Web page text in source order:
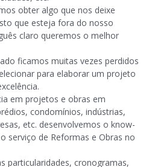
obter algo que nos deixe
que esteja fora do nosso
claro queremos o melhor
ficamos muitas vezes perdidos
para elaborar um projeto
em projetos e obras em
condomínios, indústrias,
etc. desenvolvemos o know-
serviço de Reformas e Obras no
particularidades, cronogramas,